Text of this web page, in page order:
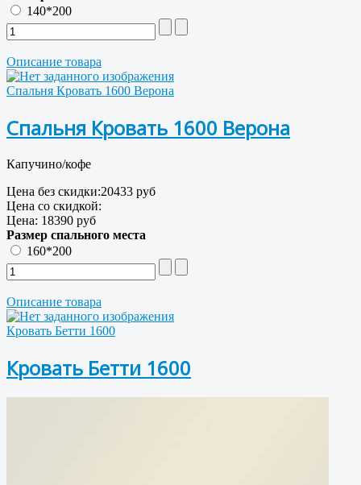
140*200
Описание товара
Спальня Кровать 1600 Верона
Спальня Кровать 1600 Верона
Капучино/кофе
Цена без скидки:20433 руб
Цена со скидкой:
Цена: 18390 руб
Размер спального места
160*200
Описание товара
Кровать Бетти 1600
Кровать Бетти 1600